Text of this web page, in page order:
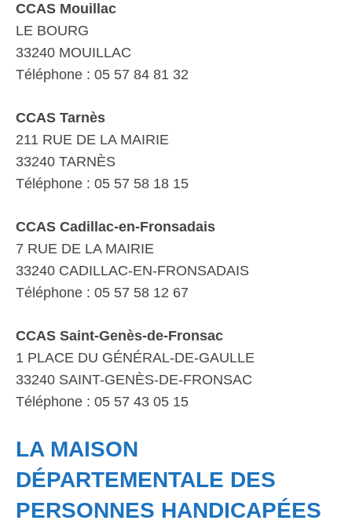
CCAS Mouillac
LE BOURG
33240 MOUILLAC
Téléphone : 05 57 84 81 32
CCAS Tarnès
211 RUE DE LA MAIRIE
33240 TARNÈS
Téléphone : 05 57 58 18 15
CCAS Cadillac-en-Fronsadais
7 RUE DE LA MAIRIE
33240 CADILLAC-EN-FRONSADAIS
Téléphone : 05 57 58 12 67
CCAS Saint-Genès-de-Fronsac
1 PLACE DU GÉNÉRAL-DE-GAULLE
33240 SAINT-GENÈS-DE-FRONSAC
Téléphone : 05 57 43 05 15
LA MAISON
DÉPARTEMENTALE DES
PERSONNES HANDICAPÉES